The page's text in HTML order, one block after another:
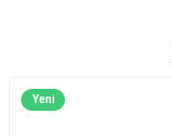
Yeni